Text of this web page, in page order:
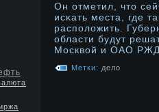
Он отметил, что
исκать места, где
расположить.
области будут
Москвой и ОАО
Метки: дело